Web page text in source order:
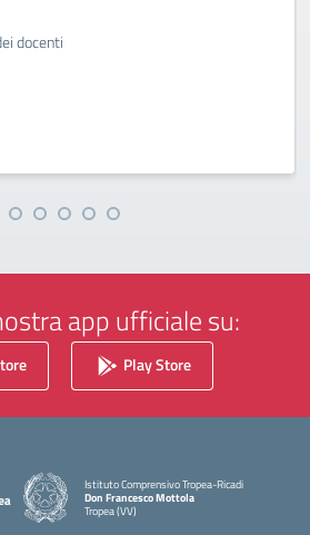
docenti
app ufficiale su:
Play Store
Istituto Comprensivo Tropea-Ricadi
Don Francesco Mottola
Tropea (VV)
— Visita la pagina iniziale della scuola